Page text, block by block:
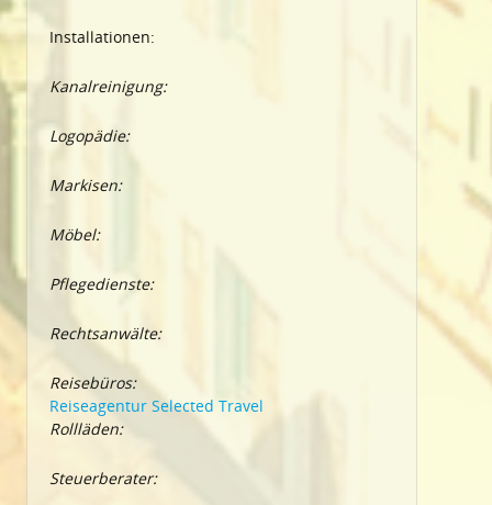
Installationen:
Kanalreinigung:
Logopädie:
Markisen:
Möbel:
Pflegedienste:
Rechtsanwälte:
Reisebüros:
Reiseagentur Selected Travel
Rollläden:
Steuerberater: